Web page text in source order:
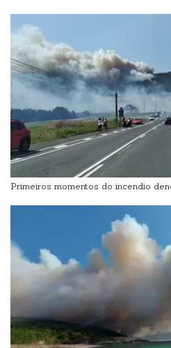
Primeiros momentos do incendio